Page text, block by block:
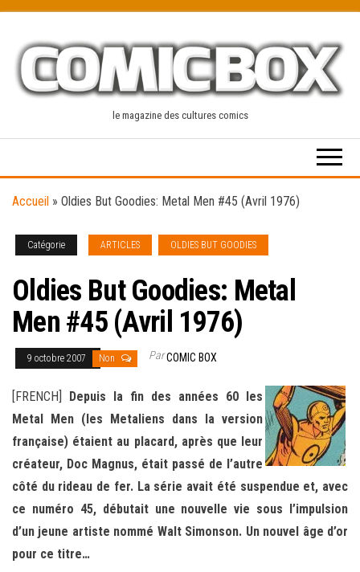
content
le magazine des cultures comics
Accueil » Oldies But Goodies: Metal Men #45 (Avril 1976)
Catégorie ARTICLES OLDIES BUT GOODIES
Oldies But Goodies: Metal
Men #45 (Avril 1976)
9 octobre 2007 Non ParCOMIC BOX
[FRENCH] Depuis la fin des années 60 les
Metal Men (les Metaliens dans la version
française) étaient au placard, après que leur
créateur, Doc Magnus, était passé de l’autre
côté du rideau de fer. La série avait été suspendue et, avec
ce numéro 45, débutait une nouvelle vie sous l’impulsion
d’un jeune artiste nommé Walt Simonson. Un nouvel âge d’or
pour ce titre…